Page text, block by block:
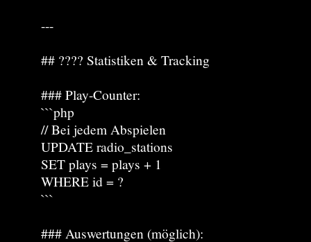
---
## ???? Statistiken & Tracking
### Play-Counter:
```php
// Bei jedem Abspielen
UPDATE radio_stations
SET plays = plays + 1
WHERE id = ?
```
### Auswertungen (möglich):